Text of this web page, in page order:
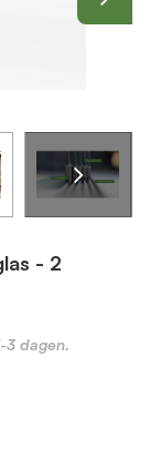
- 2
3 dagen.